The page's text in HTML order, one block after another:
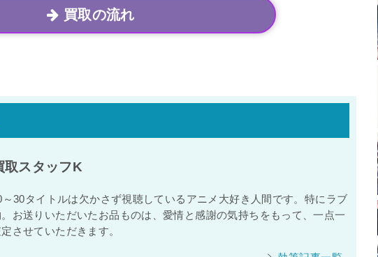
買取の流れ
取スタッフK
30タイトルは欠かさず視聴しているアニメ大好き人間です。特にラブ
お送りいただいたお品ものは、愛情と感謝の気持ちをもって、一点一
させていただきます。